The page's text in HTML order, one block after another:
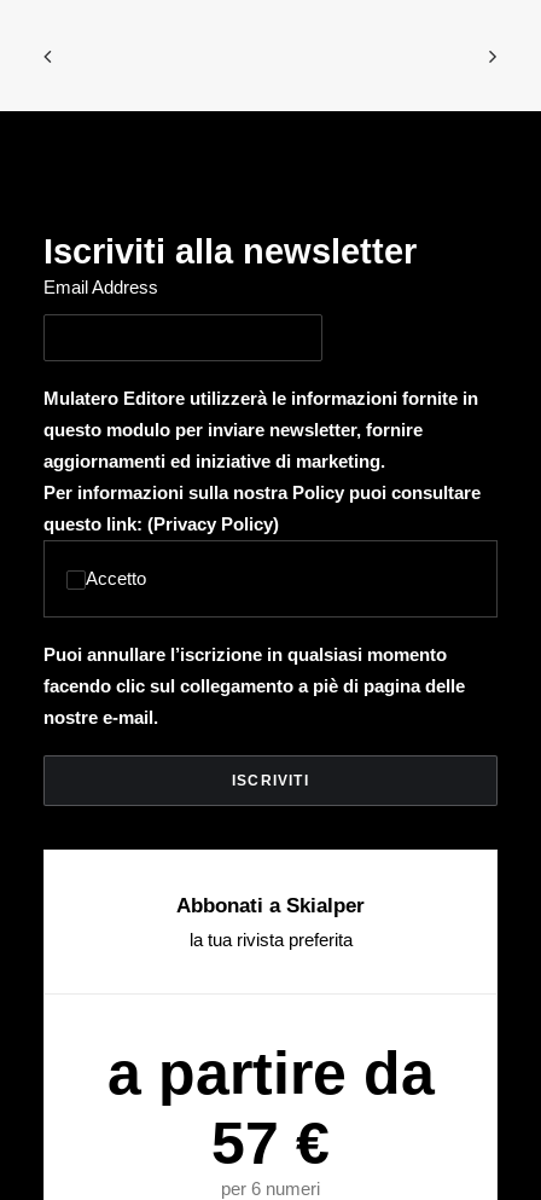
Iscriviti alla newsletter
Email Address
Mulatero Editore utilizzerà le informazioni fornite in
questo modulo per inviare newsletter, fornire
aggiornamenti ed iniziative di marketing.
Per informazioni sulla nostra Policy puoi consultare
questo link: (Privacy Policy)
Accetto
Puoi annullare l’iscrizione in qualsiasi momento
facendo clic sul collegamento a piè di pagina delle
nostre e-mail.
Abbonati a Skialper
la tua rivista preferita
a partire da
57 €
per 6 numeri